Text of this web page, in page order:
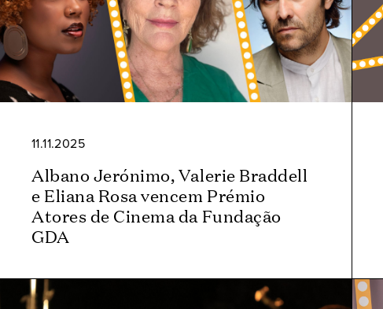
11.11.2025
Albano Jerónimo, Valerie Braddell
e Eliana Rosa vencem Prémio
Atores de Cinema da Fundação
GDA